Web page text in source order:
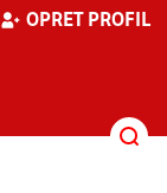
OPRET PROFIL